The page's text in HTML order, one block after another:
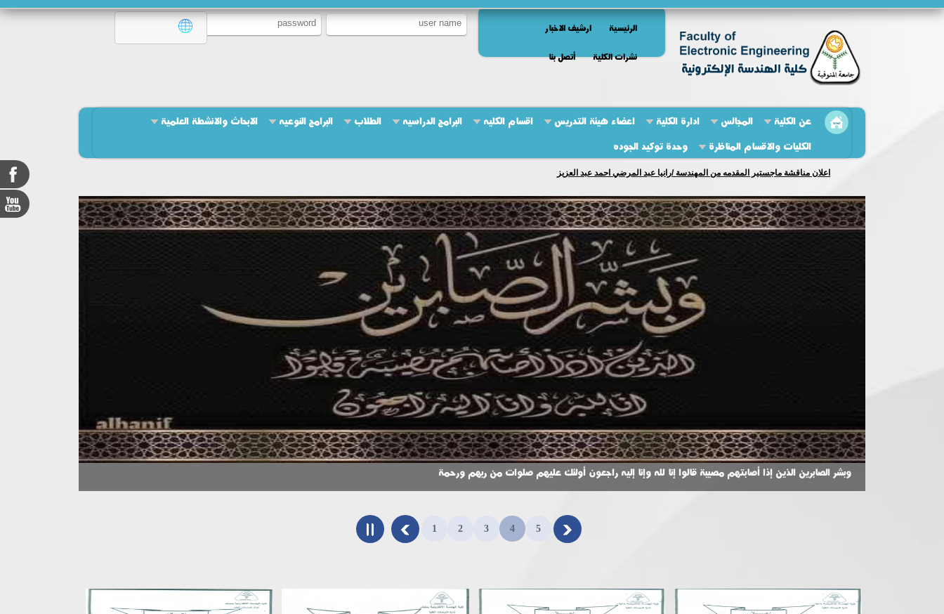
الرئيسية
ارشيف الاخبار
نشرات الكلية
أتصل بنا
عن الكلية المجالس ادارة الكلية اعضاء هيئة التدريس اقسام الكليه البرامج الدراسيه الطلاب البرامج النوعيه
الابحاث والانشطة العلمية
الكليات والاقسام المناظرة
وحدة توكيد الجوده
اعلان مناقشة ماجستير المقدمه من المهندسة /رانيا عبد المرضي احمد عبد العزيز
. تهنئة يتقدم الأستاذ الدكتور جمال محروس عطية ، عميد كلية الهندسة الإلكترونية
وبشر الصابرين الذين إذا أصابتهم مصيبة قالوا إنا لله وإنا إليه راجعون أولئك عليهم صلوات من ربهم ورحمة
1 2 3 4 5